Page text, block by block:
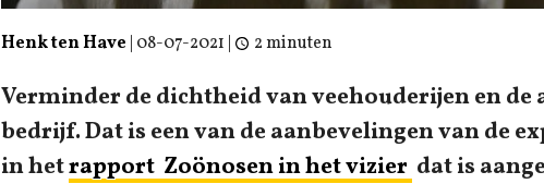
Henk ten Have 08-07-2021 2 minuten
Verminder de dichtheid van veehouderijen en
bedrijf. Dat is een van de aanbevelingen van de
in hetrapport Zoönosen in het vizier dat is